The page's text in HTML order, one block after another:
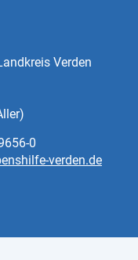
Verden
0
verden.de